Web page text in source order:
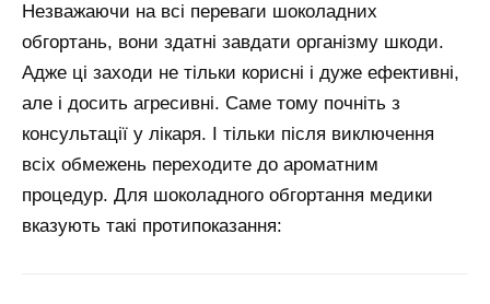
Незважаючи на всі переваги шоколадних
обгортань, вони здатні завдати організму шкоди.
Адже ці заходи не тільки корисні і дуже ефективні,
але і досить агресивні. Саме тому почніть з
консультації у лікаря. І тільки після виключення
всіх обмежень переходите до ароматним
процедур. Для шоколадного обгортання медики
вказують такі протипоказання: